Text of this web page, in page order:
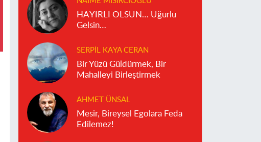
HAYIRLI OLSUN… Uğurlu
Gelsin…
SERPIL KAYA CERAN
Bir Yüzü Güldürmek, Bir
Mahalleyi Birleştirmek
AHMET ÜNSAL
Mesir, Bireysel Egolara Feda
Edilemez!